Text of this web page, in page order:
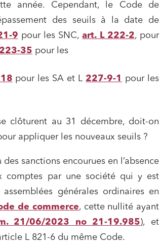
année. Cependant, le Code de
des seuils à la date de
9 pour les SNC,art. L 222-2, pour
223-35 pour les
pour les SA et L 227-9-1
pour les
clôturent au 31 décembre, doit-on
appliquer les nouveaux seuils ?
sanctions encourues en l’absence
comptes par une société qui y est
générales ordinaires en
de commerce, cette nullité ayant
21/06/2023 no 21-19.985), et
L 821-6 du même Code.
sociale et solidaire
Immobilier et habitat
Commande publique